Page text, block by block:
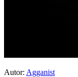
Autor: Agganist